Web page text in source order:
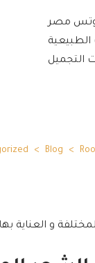
>
Blog
>